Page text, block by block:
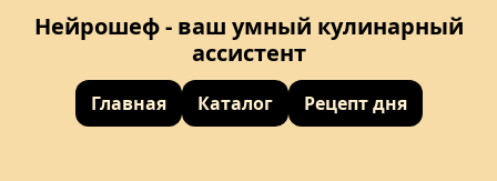
Нейрошеф - ваш умный кулинарный
ассистент
Главная Каталог Рецепт дня